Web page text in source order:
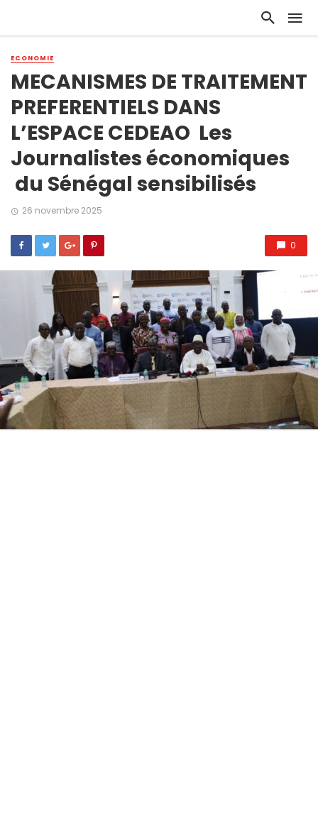
ECONOMIE
MECANISMES DE TRAITEMENT
PREFERENTIELS DANS
L’ESPACE CEDEAO Les
Journalistes économiques
du Sénégal sensibilisés
26 novembre 2025
0